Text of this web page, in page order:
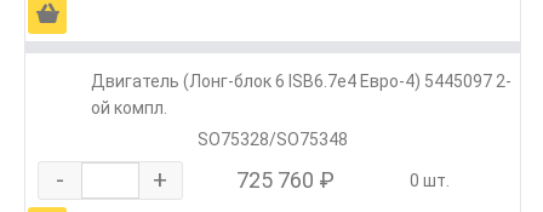
Ä
Двигатель (Лонг-блок 6 ISB6.7е4 Евро-4) 5445097 2-
ой компл.
SO75328/SO75348
- + 725 760 ₽ 0 шт.